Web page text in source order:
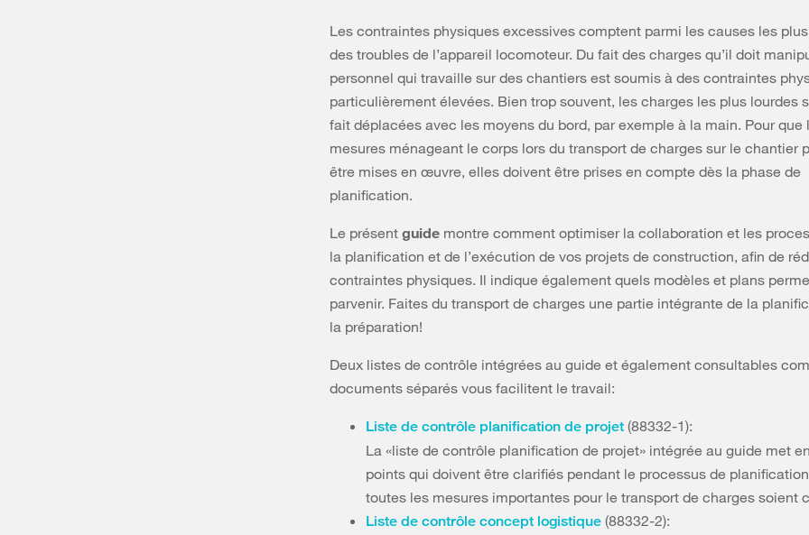
Les contraintes physiques excessives comptent parmi les causes les
des troubles de l’appareil locomoteur. Du fait des charges qu’il doit
personnel qui travaille sur des chantiers est soumis à des contraintes
particulièrement élevées. Bien trop souvent, les charges les plus lourdes
fait déplacées avec les moyens du bord, par exemple à la main. Pour que
mesures ménageant le corps lors du transport de charges sur le chantier
être mises en œuvre, elles doivent être prises en compte dès la phase de
planification.
Le présent guide montre comment optimiser la collaboration et les
la planification et de l’exécution de vos projets de construction, afin de
contraintes physiques. Il indique également quels modèles et plans
parvenir. Faites du transport de charges une partie intégrante de la
la préparation!
Deux listes de contrôle intégrées au guide et également consultables
documents séparés vous facilitent le travail:
Liste de contrôle planification de projet (88332-1):
La «liste de contrôle planification de projet» intégrée au guide met
points qui doivent être clarifiés pendant le processus de
toutes les mesures importantes pour le transport de charges soient
Liste de contrôle concept logistique (88332-2):